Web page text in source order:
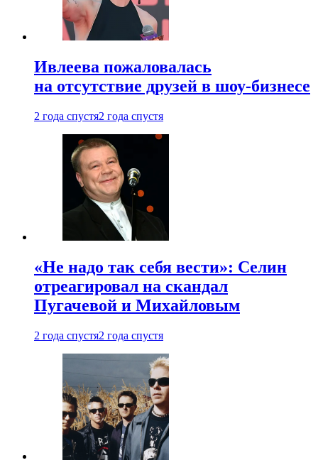
Ивлеева пожаловалась
на отсутствие друзей в шоу-бизнесе
2 года спустя2 года спустя
«Не надо так себя вести»: Селин
отреагировал на скандал
Пугачевой и Михайловым
2 года спустя2 года спустя